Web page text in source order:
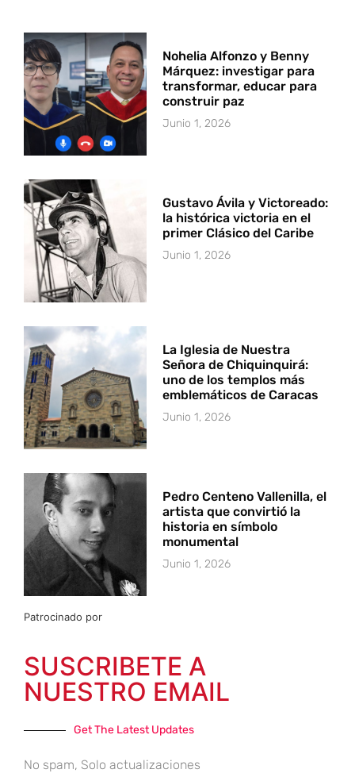
Nohelia Alfonzo y Benny
Márquez: investigar para
transformar, educar para
construir paz
Junio 1, 2026
Gustavo Ávila y Victoreado:
la histórica victoria en el
primer Clásico del Caribe
Junio 1, 2026
La Iglesia de Nuestra
Señora de Chiquinquirá:
uno de los templos más
emblemáticos de Caracas
Junio 1, 2026
Pedro Centeno Vallenilla, el
artista que convirtió la
historia en símbolo
monumental
Junio 1, 2026
Patrocinado por
SUSCRIBETE A
NUESTRO EMAIL
Get The Latest Updates
No spam, Solo actualizaciones